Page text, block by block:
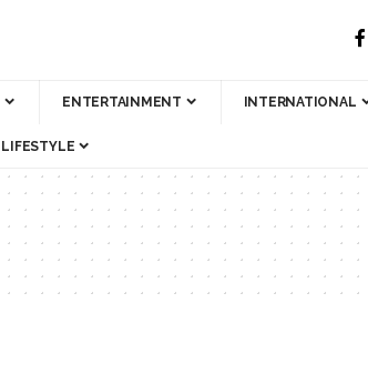
ENTERTAINMENT INTERNATIONAL
LIFESTYLE